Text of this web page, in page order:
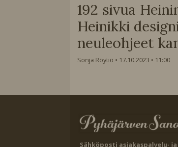
192 sivua
Heinikki
neuleohjeet
Sonja Röytiö 17.10.2023 11:00
Sähköposti asiakaspalvelu- ja